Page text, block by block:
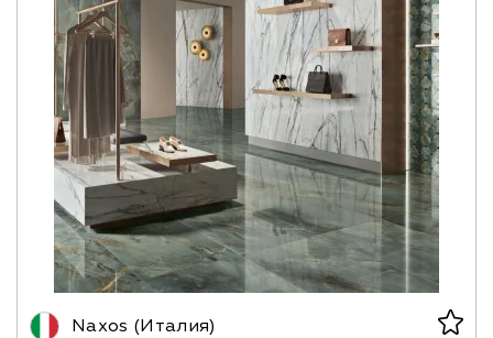
Naxos (Италия)